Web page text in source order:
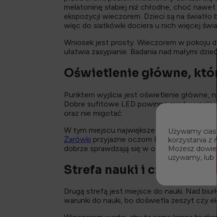
melatoninę słabiej niż chłodne, choć
ekspozycji wieczorem. Dzieci są na
więc do siatkówki dociera u nich więcej
Wniosek jest prosty. Wieczorem w pokoju
ułatwia zasypianie. Badania nad małymi
Oświetlenie główne,
Punktem wyjścia jest oświetlenie główne,
Dobre sufitowe LED powinno mieć wysoki
oraz nie migotać.
W tym miejscu największe znaczenie ma
Żarówki przyjazne oczom EyeDefender są
dobrze sprawdzają się w oświetleniu, z
Strefa nauki i czytania
Drugą strefą jest miejsce do nauki. Nad
warunki do nauki, bo doświetla zeszyt czy
Używamy
korzystania z
Możesz
używamy, lub